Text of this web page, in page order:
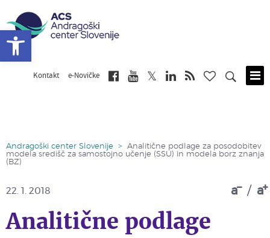
Kontakt e-Novičke
Andragoški center Slovenije >
Analitične podlage za posodobitev
modela središč za samostojno učenje (SSU) in modela borz znanja
(BZ)
a / a
22. 1. 2018
Analitične podlage
Open toolbar